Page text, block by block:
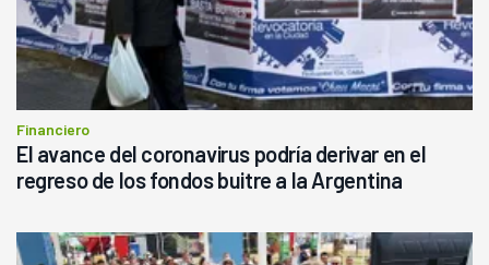
Financiero
El avance del coronavirus podría derivar en el
regreso de los fondos buitre a la Argentina